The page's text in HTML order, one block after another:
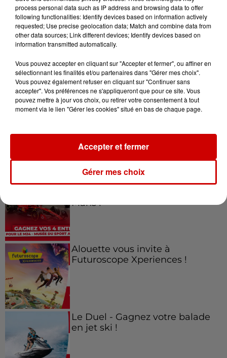
Deux-Sèvres : grave accident
entre une voiture et un minibus
Jeux Voir plus
Gagnez vos places pour le
Gagnez vos entrées pour le
Mans !
Alouette vous invite à
Futuroscope Xperiences !
Le Duel - Gagnez votre balade
en jet ski !
process personal data such as IP address and browsing data to offer
following functionalities: Identify devices based on information actively
requested; Use precise geolocation data; Match and combine data from
other data sources; Link different devices; Identify devices based on
information transmitted automatically.
Vous pouvez accepter en cliquant sur "Accepter et fermer", ou affiner en
sélectionnant les finalités et/ou partenaires dans "Gérer mes choix".
Vous pouvez également refuser en cliquant sur "Continuer sans
accepter". Vos préférences ne s'appliqueront que pour ce site. Vous
pouvez mettre à jour vos choix, ou retirer votre consentement à tout
moment via le lien "Gérer les cookies" situé en bas de chaque page.
Gérer mes choix
Accepter et fermer